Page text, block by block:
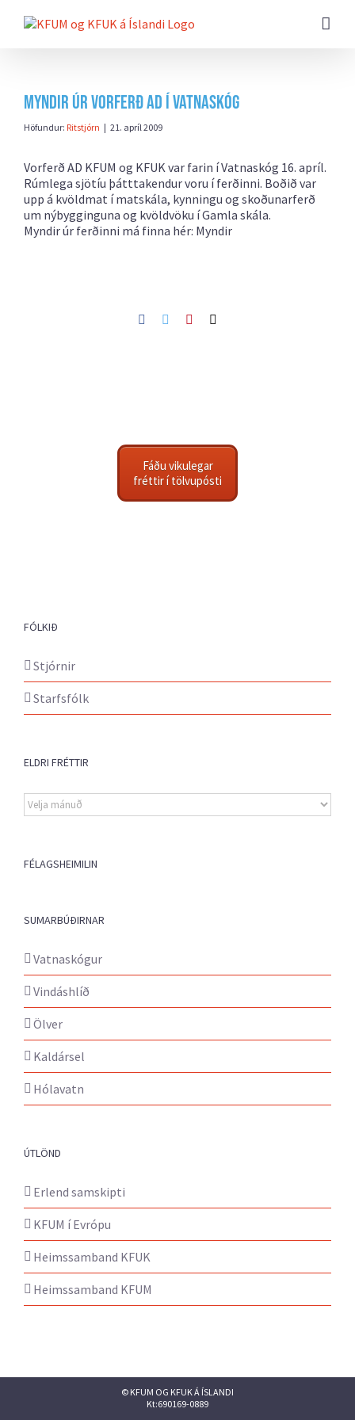
beint
Myndir úr Vorferð AD í Vatnaskóg
Höfundur: Ritstjórn | 21. apríl 2009
Vorferð AD KFUM og KFUK var farin í Vatnaskóg 16. apríl.
Rúmlega sjötíu þátttakendur voru í ferðinni. Boðið var
upp á kvöldmat í matskála, kynningu og skoðunarferð
um nýbygginguna og kvöldvöku í Gamla skála.
Myndir úr ferðinni má finna hér: Myndir
Facebook
TwitterPinterest
Fáðu vikulegar
fréttir í tölvupósti
FÓLKIÐ
Stjórnir
Starfsfólk
ELDRI FRÉTTIR
Eldri
fréttir
FÉLAGSHEIMILIN
SUMARBÚÐIRNAR
Vatnaskógur
Vindáshlíð
Ölver
Kaldársel
Hólavatn
ÚTLÖND
Erlend samskipti
KFUM í Evrópu
Heimssamband KFUK
Heimssamband KFUM
© KFUM OG KFUK Á ÍSLANDI
Kt:690169-0889